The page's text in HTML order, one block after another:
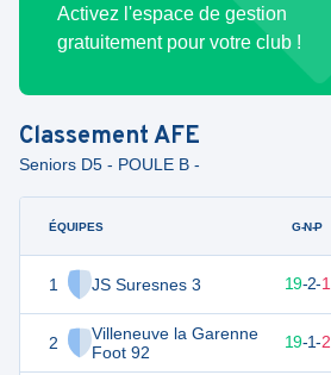
Activez l'espace de gestion
gratuitement pour votre club !
ClassementAFE
Seniors D5 - POULE B -
ÉQUIPES
1 JS Suresnes 3
2
Villeneuve la Garenne
Foot 92
G-N-P
19-2-1
58 22 19-1-2